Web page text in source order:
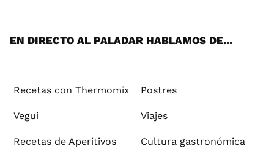
EN DIRECTO AL PALADAR HABLAMOS DE...
Recetas con Thermomix Postres
Vegui Viajes
Recetas de Aperitivos Cultura gastronómica